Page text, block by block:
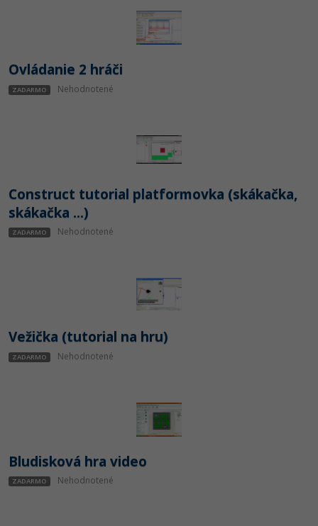
Kybernetická bezpečnost
Elektronický podpis
Ovládanie 2 hráči
ZADARMO Nehodnotené
Construct tutorial platformovka (skákačka,
skákačka ...)
ZADARMO Nehodnotené
Vežička (tutorial na hru)
ZADARMO Nehodnotené
Bludisková hra video
ZADARMO Nehodnotené